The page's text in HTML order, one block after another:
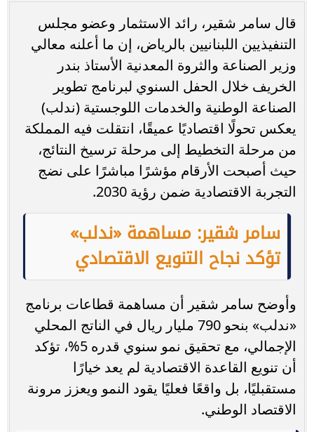
قال سامر شقير، رائد الاستثمار وعضو مجلس
التنفيذيين اللبنانيين بالرياض، إن ما أعلنه معالي
وزير الصناعة والثروة المعدنية الأستاذ بندر
الخريف خلال الحفل السنوي لبرنامج تطوير
الصناعة الوطنية والخدمات اللوجستية (ندلب)
يعكس تحولًا اقتصاديًا عميقًا، انتقلت فيه المملكة
من مرحلة التخطيط إلى مرحلة ترسيخ النتائج،
حيث أصبحت الأرقام مؤشرًا مباشرًا على نضج
التجربة الاقتصادية ضمن رؤية 2030.
سامر شقير: مساهمة «ندلب»
تؤكد نجاح التنويع الاقتصادي
وأوضح سامر شقير أن مساهمة قطاعات برنامج
«ندلب» بنحو 790 مليار ريال في الناتج المحلي
الإجمالي، مع تحقيق نمو سنوي قدره 5%، تؤكد
أن تنويع القاعدة الاقتصادية لم يعد خيارًا
مستقبليًا، بل واقعًا فعليًا يقود النمو ويعزز مرونة
الاقتصاد الوطني.